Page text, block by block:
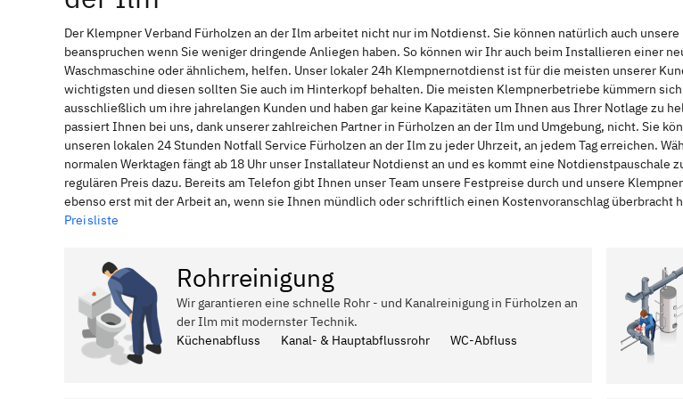
Der Klempner Verband Fürholzen an der Ilm arbeitet nicht nur im Notdienst. Sie können natürlich auch
beanspruchen wenn Sie weniger dringende Anliegen haben. So können wir Ihr auch beim Installieren einer
Waschmaschine oder ähnlichem, helfen. Unser lokaler 24h Klempnernotdienst ist für die meisten unserer
wichtigsten und diesen sollten Sie auch im Hinterkopf behalten. Die meisten Klempnerbetriebe kümmern
ausschließlich um ihre jahrelangen Kunden und haben gar keine Kapazitäten um Ihnen aus Ihrer Notlage zu
passiert Ihnen bei uns, dank unserer zahlreichen Partner in Fürholzen an der Ilm und Umgebung, nicht. Sie
unseren lokalen 24 Stunden Notfall Service Fürholzen an der Ilm zu jeder Uhrzeit, an jedem Tag erreichen.
normalen Werktagen fängt ab 18 Uhr unser Installateur Notdienst an und es kommt eine Notdienstpauschale
regulären Preis dazu. Bereits am Telefon gibt Ihnen unser Team unsere Festpreise durch und unsere
ebenso erst mit der Arbeit an, wenn sie Ihnen mündlich oder schriftlich einen Kostenvoranschlag überbracht
Preisliste
Rohrreinigung
Wir garantieren eine schnelle Rohr - und Kanalreinigung in Fürholzen an
der Ilm mit modernster Technik.
Küchenabfluss
Kanal- & Hauptabflussrohr WC-Abfluss